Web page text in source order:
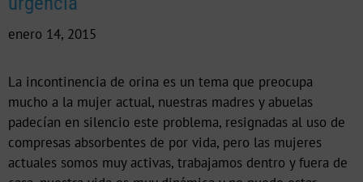
enero 14, 2015
La incontinencia de orina es un tema que preocupa
mucho a la mujer actual, nuestras madres y abuelas
padecían en silencio este problema, resignadas al uso de
compresas absorbentes de por vida, pero las mujeres
actuales somos muy activas, trabajamos dentro y fuera de